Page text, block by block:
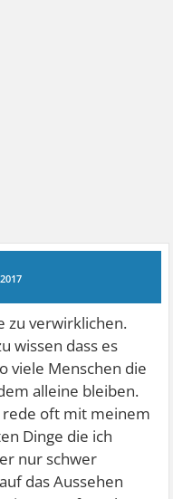
zu verwirklichen.
wissen dass es
viele Menschen die
alleine bleiben.
rede oft mit meinem
Dinge die ich
nur schwer
das Aussehen